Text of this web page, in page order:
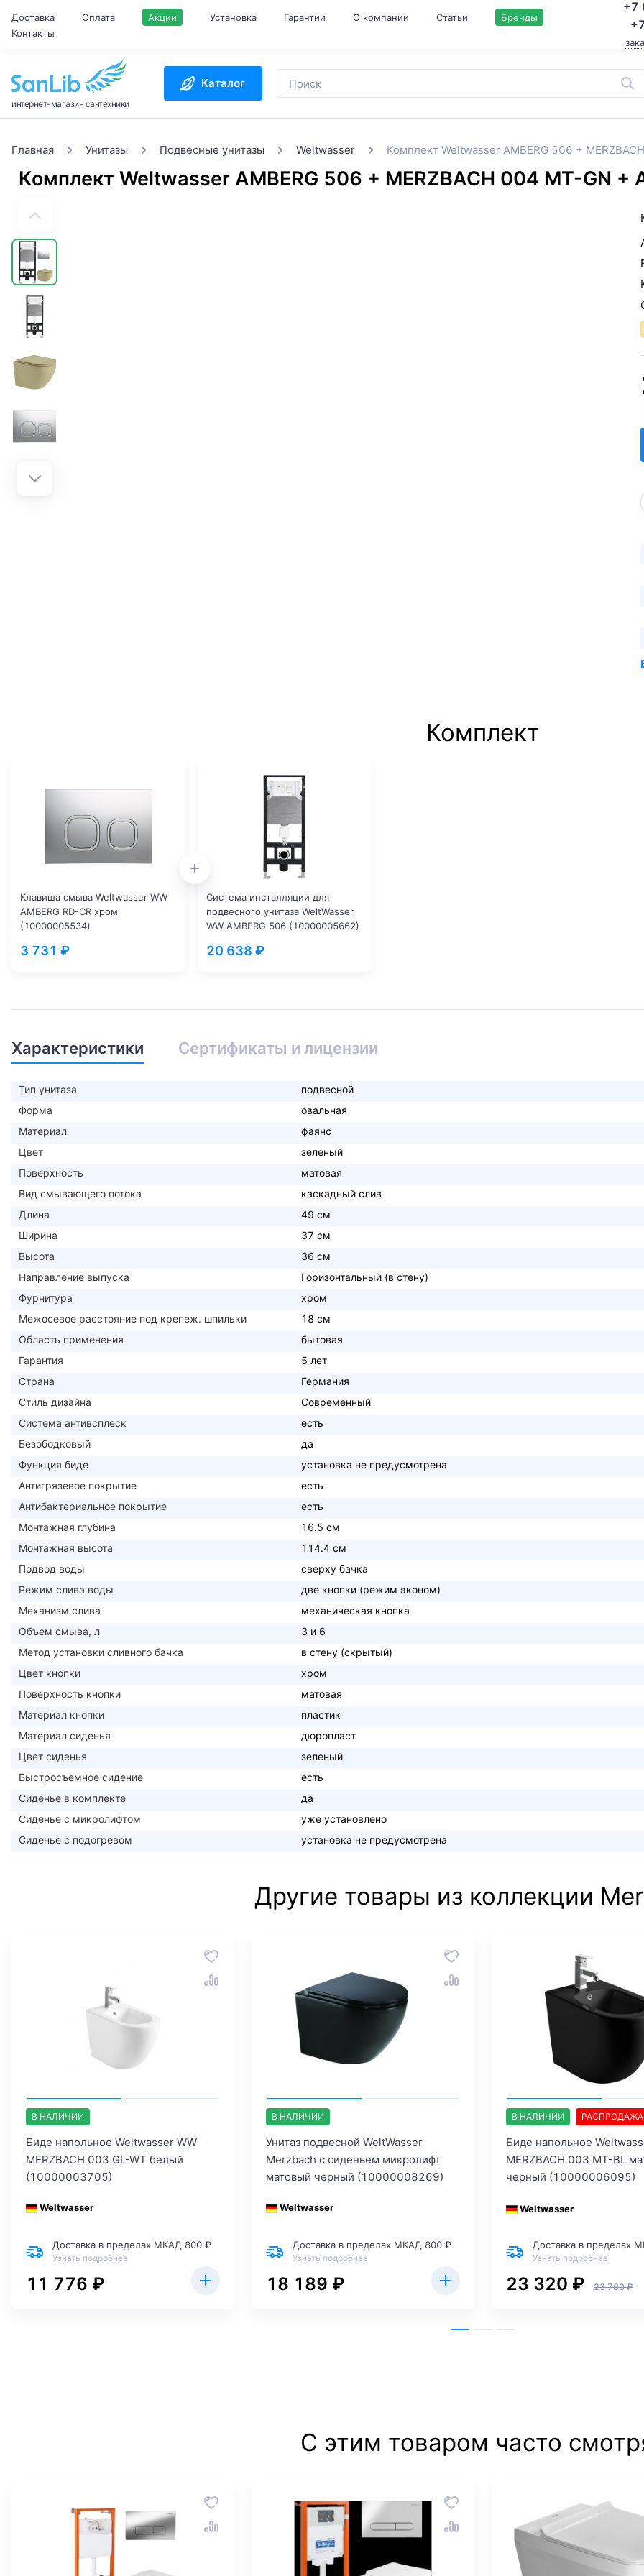
Доставка Оплата Акции Установка Гарантии О компании Статьи
Бренды
Контакты
+7
интернет-магазин сантехники
Каталог
Главная Унитазы Подвесные унитазы Weltwasser Комплект Weltwasser AMBERG 506 +
Комплект Weltwasser AMBERG 506 + MERZBACH 004 MT-GN
Комплект
Клавиша смыва Weltwasser WW
AMBERG RD-CR хром
(10000005534)
3 731 ₽
Система инсталляции для
подвесного унитаза WeltWasser
WW AMBERG 506 (10000005662)
20 638 ₽
Характеристики Сертификаты и лицензии
Тип унитаза
подвесной
Форма
овальная
Материал
фаянс
Цвет
зеленый
Поверхность
матовая
Вид смывающего потока
каскадный слив
Длина
49 см
Ширина
37 см
Высота
36 см
Направление выпуска
Горизонтальный (в стену)
Фурнитура
хром
Межосевое расстояние под крепеж. шпильки
18 см
Область применения
бытовая
Гарантия
5 лет
Страна
Германия
Стиль дизайна
Современный
Система антивсплеск
есть
Безободковый
да
Функция биде
установка не предусмотрена
Антигрязевое покрытие
есть
Антибактериальное покрытие
есть
Монтажная глубина
16.5 см
Монтажная высота
114.4 см
Подвод воды
сверху бачка
Режим слива воды
две кнопки (режим эконом)
Механизм слива
механическая кнопка
Объем смыва, л
3 и 6
Метод установки сливного бачка
в стену (скрытый)
Цвет кнопки
хром
Поверхность кнопки
матовая
Материал кнопки
пластик
Материал сиденья
дюропласт
Цвет сиденья
зеленый
Быстросъемное сидение
есть
Сиденье в комплекте
да
Сиденье с микролифтом
уже установлено
Сиденье с подогревом
установка не предусмотрена
Другие товары из коллекции
В НАЛИЧИИ
Биде напольное Weltwasser WW
MERZBACH 003 GL-WT белый
(10000003705)
Weltwasser
Доставка в пределах МКАД 800 ₽
Узнать подробнее
11 776 ₽
В НАЛИЧИИ
Унитаз подвесной WeltWasser
Merzbach с сиденьем микролифт
матовый черный (10000008269)
Weltwasser
Доставка в пределах МКАД 800 ₽
Узнать подробнее
18 189 ₽
В НАЛИЧИИ РАСПРОДАЖА
Биде напольное
MERZBACH 003 MT-BL
черный (10000006095)
Weltwasser
Доставка в пределах
Узнать подробнее
23 320 ₽ 23 760 ₽
С этим товаром часто